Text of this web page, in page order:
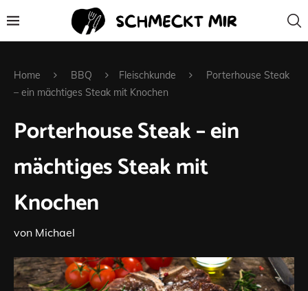
Home BBQ Fleischkunde
Porterhouse Steak
– ein mächtiges Steak mit Knochen
Porterhouse Steak – ein
mächtiges Steak mit
Knochen
von Michael